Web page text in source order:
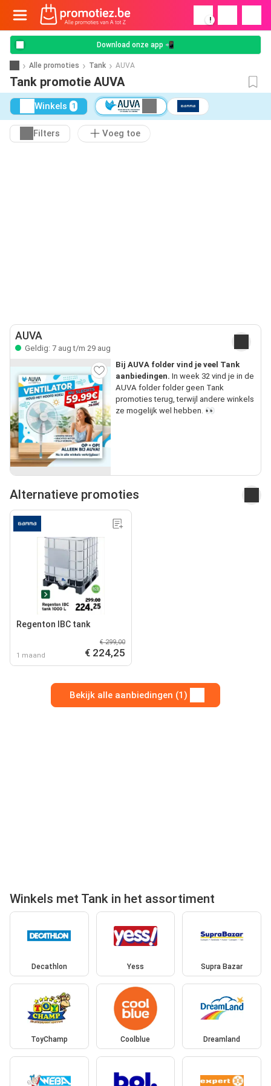
!
Download onze app 📲
Alle promoties Tank AUVA
Tank promotie AUVA
Winkels 1
Filters Voeg toe
AUVA
Geldig: 7 aug t/m 29 aug
Bij AUVA folder vind je veel Tank
aanbiedingen. In week 32 vind je in de
AUVA folder folder geen Tank
promoties terug, terwijl andere winkels
ze mogelijk wel hebben. 👀
Alternatieve promoties
Regenton IBC tank
1 maand
€ 299,00
€ 224,25
Bekijk alle aanbiedingen (1)
Winkels met Tank in het assortiment
Decathlon Yess Supra Bazar
ToyChamp Coolblue Dreamland